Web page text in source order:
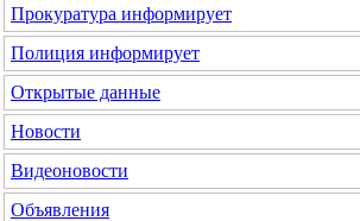
Прокуратура информирует
Полиция информирует
Открытые данные
Новости
Видеоновости
Объявления